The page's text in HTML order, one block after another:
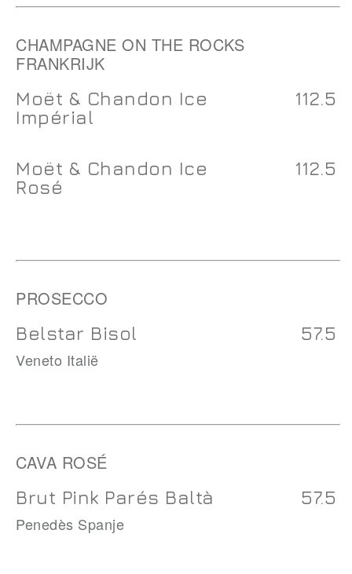
CHAMPAGNE ON THE ROCKS
FRANKRIJK
Moët & Chandon Ice
Impérial
112.5
Moët & Chandon Ice
Rosé
112.5
PROSECCO
Belstar Bisol 57.5
Veneto Italië
CAVA ROSÉ
Brut Pink Parés Baltà 57.5
Penedès Spanje